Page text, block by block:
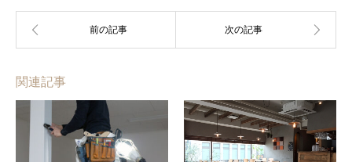
関連記事